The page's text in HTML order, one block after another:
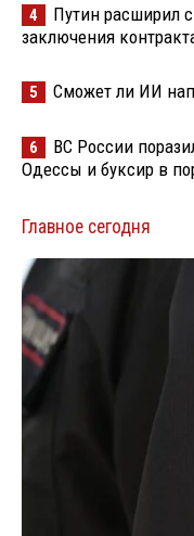
4
Путин расширил
заключения
5 Сможет ли ИИ
6
ВС России
Одессы и буксир в
Главное сегодня